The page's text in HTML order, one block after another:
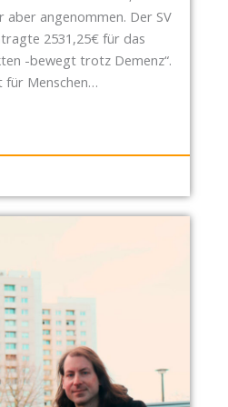
angenommen. Der SV
2531,25€ für das
-bewegt trotz Demenz“.
für Menschen…